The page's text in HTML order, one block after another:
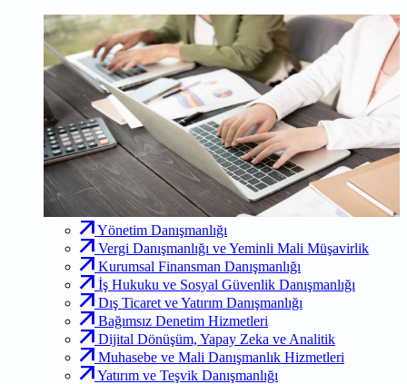
Yönetim Danışmanlığı
Vergi Danışmanlığı ve Yeminli Mali Müşavirlik
Kurumsal Finansman Danışmanlığı
İş Hukuku ve Sosyal Güvenlik Danışmanlığı
Dış Ticaret ve Yatırım Danışmanlığı
Bağımsız Denetim Hizmetleri
Dijital Dönüşüm, Yapay Zeka ve Analitik
Muhasebe ve Mali Danışmanlık Hizmetleri
Yatırım ve Teşvik Danışmanlığı